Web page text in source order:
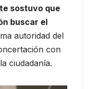
sostuvo que
buscar el
autoridad del
con
ciudadanía.